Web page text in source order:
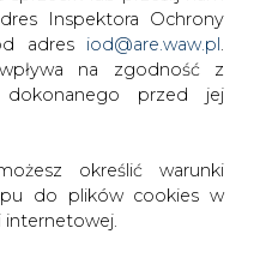
Inspektora Ochrony
adres iod@are.waw.pl
na zgodność z
dokonanego przed jej
określić warunki
do plików cookies w
internetowej.
czyli o około dwa
rynku. Zwyżka zapasów
to zjawisko trwające już
stopniu przyczynia się
w ostatnim czasie.